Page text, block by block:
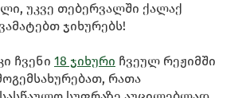
უკვე თებერვალში ქალაქ
ჯიხურებს!
ჩვენი 18 ჯიხური ჩვეულ რეჟიმში
რათა